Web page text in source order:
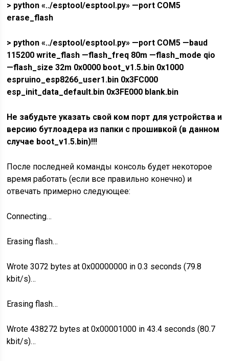
> python «../esptool/esptool.py» —port COM5
erase_flash
> python «../esptool/esptool.py» —port COM5 —baud
115200 write_flash —flash_freq 80m —flash_mode qio
—flash_size 32m 0x0000 boot_v1.5.bin 0x1000
espruino_esp8266_user1.bin 0x3FC000
esp_init_data_default.bin 0x3FE000 blank.bin
Не забудьте указать свой ком порт для устройства и
версию бутлоадера из папки с прошивкой (в данном
случае boot_v1.5.bin)!!!
После последней команды консоль будет некоторое
время работать (если все правильно конечно) и
отвечать примерно следующее:
Connecting…
Erasing flash…
Wrote 3072 bytes at 0x00000000 in 0.3 seconds (79.8
kbit/s)…
Erasing flash…
Wrote 438272 bytes at 0x00001000 in 43.4 seconds (80.7
kbit/s)…